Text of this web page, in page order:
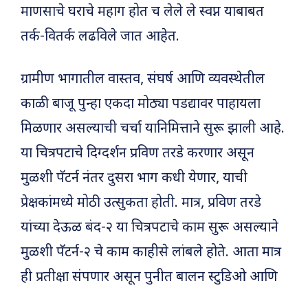
माणसाचे घराचे महाग होत च लेले ले स्वप्न याबाबत
तर्क-वितर्क लढविले जात आहेत.
ग्रामीण भागातील वास्तव, संघर्ष आणि व्यवस्थेतील
काळी बाजू पुन्हा एकदा मोठ्या पडद्यावर पाहायला
मिळणार असल्याची चर्चा यानिमित्ताने सुरू झाली आहे.
या चित्रपटाचे दिग्दर्शन प्रविण तरडे करणार असून
मुळशी पॅटर्न नंतर दुसरा भाग कधी येणार, याची
प्रेक्षकांमध्ये मोठी उत्सुकता होती. मात्र, प्रविण तरडे
यांच्या देऊळ बंद-२ या चित्रपटाचे काम सुरू असल्याने
मुळशी पॅटर्न-२ चे काम काहीसे लांबले होते. आता मात्र
ही प्रतीक्षा संपणार असून पुनीत बालन स्टुडिओ आणि